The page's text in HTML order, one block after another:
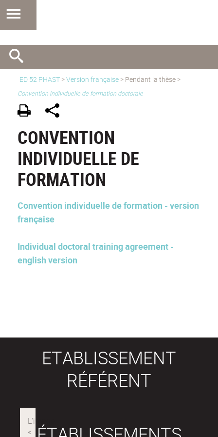
ED 52 PHAST >Version française > Pendant la thèse >
Convention individuelle de formation doctorale
CONVENTION
INDIVIDUELLE DE
FORMATION
Convention individuelle de formation - version
française
Individual doctoral training agreement -
english version
ETABLISSEMENT
RÉFÉRENT